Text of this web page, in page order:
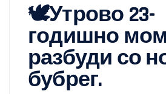
🕊️Утрово 23-
годишно
разбуди со
бубрег.